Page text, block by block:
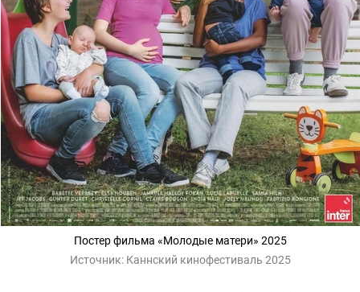
Постер фильма «Молодые матери» 2025
Источник: Каннский кинофестиваль 2025